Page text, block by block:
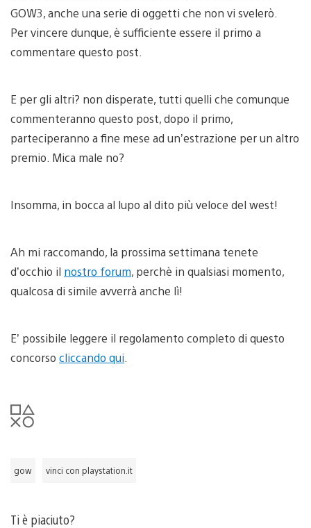
GOW3, anche una serie di oggetti che non vi svelerò.
Per vincere dunque, è sufficiente essere il primo a
commentare questo post.
E per gli altri? non disperate, tutti quelli che comunque
commenteranno questo post, dopo il primo,
parteciperanno a fine mese ad un’estrazione per un altro
premio. Mica male no?
Insomma, in bocca al lupo al dito più veloce del west!
Ah mi raccomando, la prossima settimana tenete
d’occhio il nostro forum, perchè in qualsiasi momento,
qualcosa di simile avverrà anche lì!
E’ possibile leggere il regolamento completo di questo
concorso cliccando qui
gow vinci con playstation.it
Ti è piaciuto?